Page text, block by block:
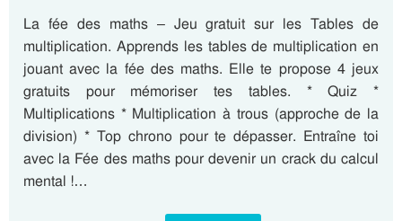
La fée des maths – Jeu gratuit sur les Tables de
multiplication. Apprends les tables de multiplication en
jouant avec la fée des maths. Elle te propose 4 jeux
gratuits pour mémoriser tes tables. * Quiz *
Multiplications * Multiplication à trous (approche de la
division) * Top chrono pour te dépasser. Entraîne toi
avec la Fée des maths pour devenir un crack du calcul
mental !…